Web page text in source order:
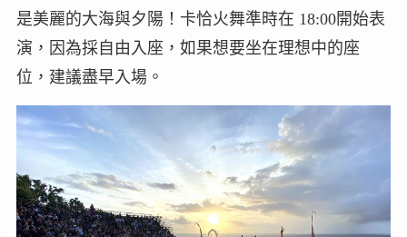
是美麗的大海與夕陽！卡恰火舞準時在 18:00開始表
演，因為採自由入座，如果想要坐在理想中的座
位，建議盡早入場。